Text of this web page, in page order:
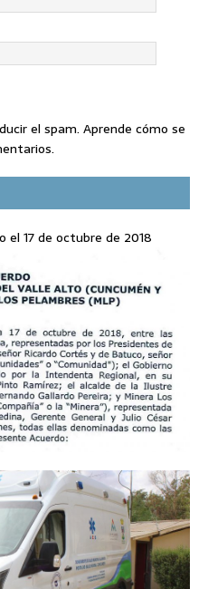
el spam. Aprende cómo se
.
17 de octubre de 2018